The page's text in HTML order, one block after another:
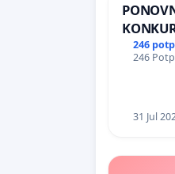
RITA
246
246
31 Jul